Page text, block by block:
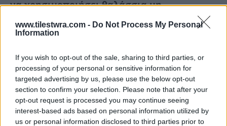
www.tilestwra.com - Do Not Process My Personal
Information
If you wish to opt-out of the sale, sharing to third parties, or
processing of your personal or sensitive information for
targeted advertising by us, please use the below opt-out
section to confirm your selection. Please note that after your
opt-out request is processed you may continue seeing
interest-based ads based on personal information utilized by
us or personal information disclosed to third parties prior to
να χρησιμοποιήσει θαλάσσια μη
επανδρωμένα αεροσκάφη με την Ουκρανία
δήλωσε σε συνέντευξη Τύπου η εκπρόσωπος
Μαρία Ζαχάροβα.